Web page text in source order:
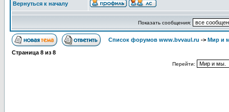
Вернуться к началу
Показать сообщения:
Список форумов www.bvvaul.ru -> Мир и
Страница 8 из 8
Перейти: